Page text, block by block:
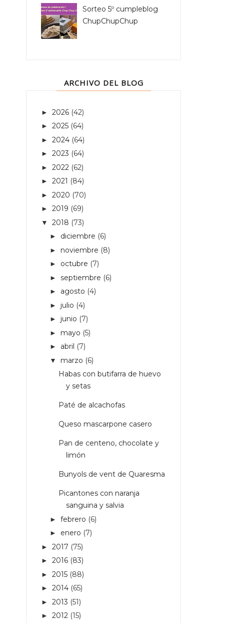
Sorteo 5º cumpleblog
ChupChupChup
ARCHIVO DEL BLOG
► 2026 (42)
► 2025 (64)
► 2024 (64)
► 2023 (64)
► 2022 (62)
► 2021 (84)
► 2020 (70)
► 2019 (69)
▼ 2018 (73)
► diciembre (6)
► noviembre (8)
► octubre (7)
► septiembre (6)
► agosto (4)
► julio (4)
► junio (7)
► mayo (5)
► abril (7)
▼ marzo (6)
Habas con butifarra de huevo
y setas
Paté de alcachofas
Queso mascarpone casero
Pan de centeno, chocolate y
limón
Bunyols de vent de Quaresma
Picantones con naranja
sanguina y salvia
► febrero (6)
► enero (7)
► 2017 (75)
► 2016 (83)
► 2015 (88)
► 2014 (65)
► 2013 (51)
► 2012 (15)